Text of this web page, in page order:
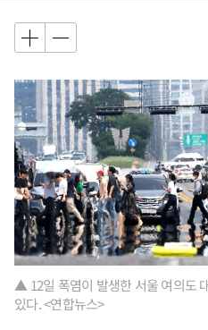
▲ 12일 폭염이 발생한 서울 여의도
있다. <연합뉴스>